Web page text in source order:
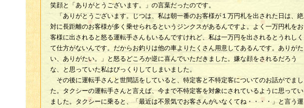
笑顔と「ありがとうございます。」の言葉だったのです。
「ありがとうございます。じつは、私は朝一番のお客様が１万円札を出された日は、絶
対に長距離のお客様が多く乗せられるというジンクスがあるんですよ。よく一万円札をお
客様に出されると怒る運転手さんもいるんですけれど、私は一万円を出されるとうれしく
て仕方がないんです。だからお釣りは他の車よりたくさん用意してあるんです。ありがた
い、ありがたい。」と怒るどころか逆に喜んでいただきました。嫌な顔をされるだろう
な、と思っていた私はびっくりしてしまいました。
その後に運転手さんと世間話をしていると、特定客と不特定客についてのお話がでまし
た。タクシーの運転手さんと言えば、今まで不特定客を対象にされているように思ってい
ました。タクシーに乗ると、「最近は不景気でお客さんがいなくてね・・・・」と言う運